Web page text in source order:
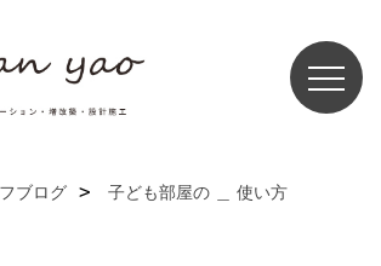
ブログ 子ども部屋の ＿ 使い方